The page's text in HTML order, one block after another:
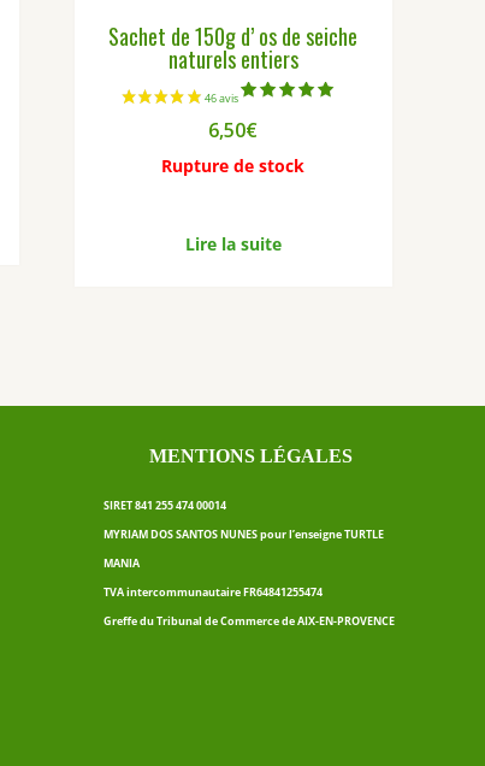
Sachet de 150g d’ os de seiche
naturels entiers
6,50€
Rupture de stock
Lire la suite
MENTIONS LÉGALES
SIRET 841 255 474 00014
MYRIAM DOS SANTOS NUNES pour l’enseigne TURTLE
MANIA
TVA intercommunautaire FR64841255474
Greffe du Tribunal de Commerce de AIX-EN-PROVENCE